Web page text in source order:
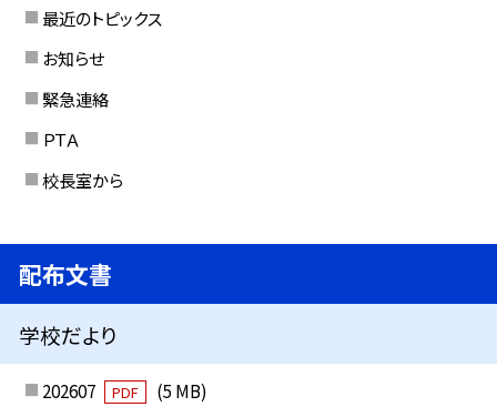
最近のトピックス
お知らせ
緊急連絡
ＰＴＡ
校長室から
配布文書
学校だより
202607 PDF
(5 MB)